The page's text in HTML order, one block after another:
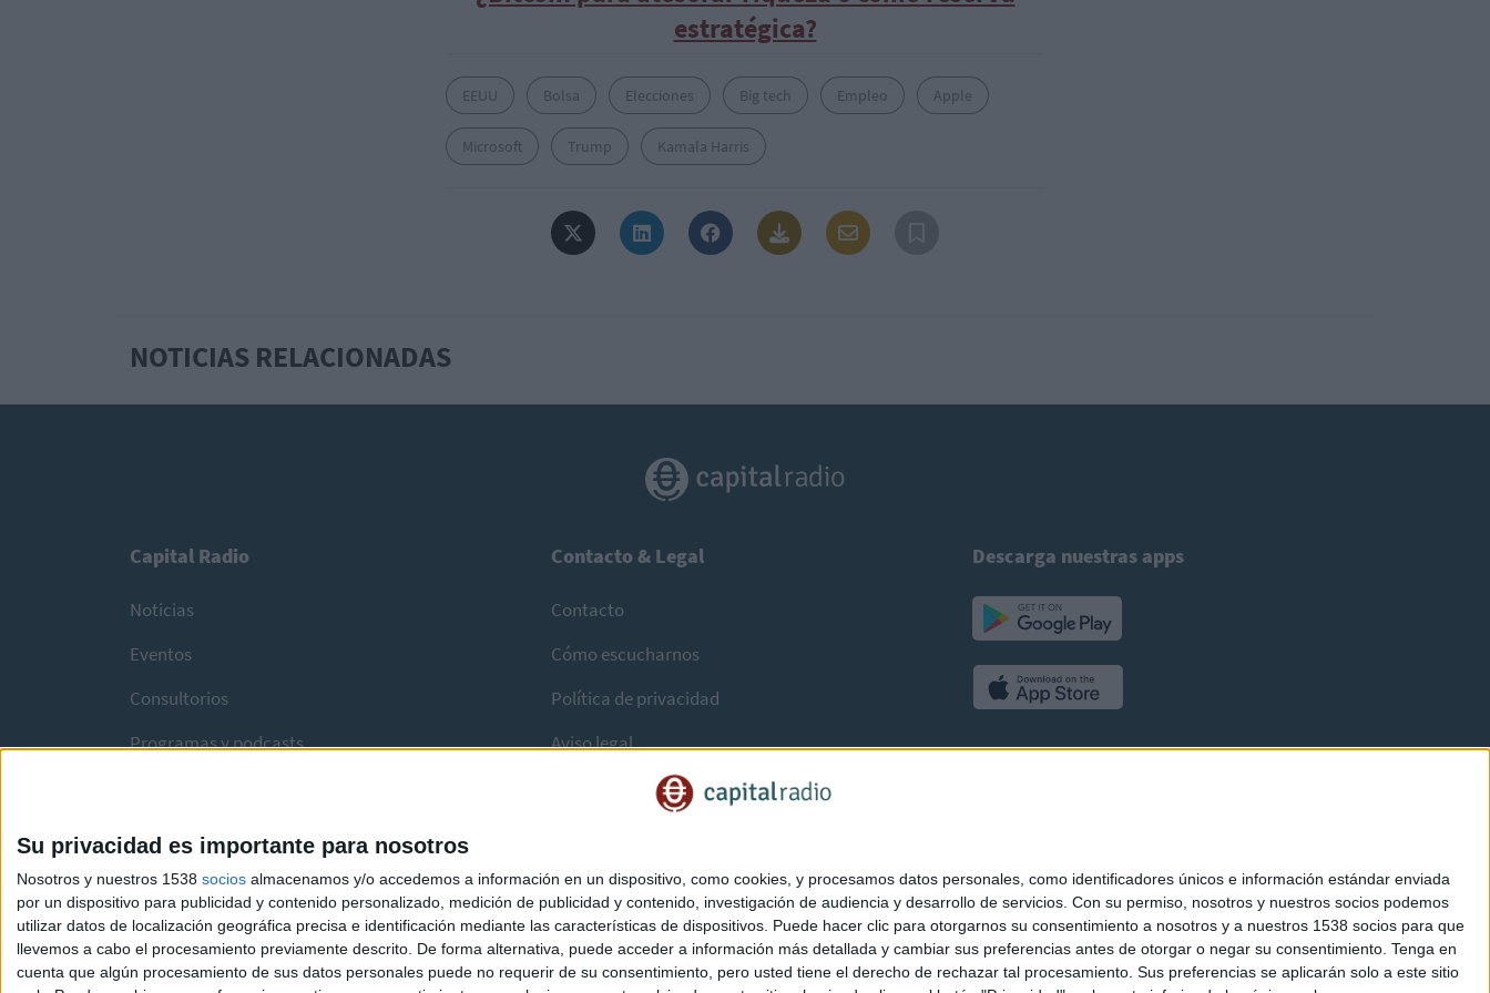
Su privacidad es importante para nosotros
Nosotros y nuestros 1538 socios almacenamos y/o accedemos a información en un dispositivo, como cookies, y procesamos datos personales, como identificadores únicos e información estándar enviada
por un dispositivo para publicidad y contenido personalizado, medición de publicidad y contenido, investigación de audiencia y desarrollo de servicios. Con su permiso, nosotros y nuestros socios podemos
utilizar datos de localización geográfica precisa e identificación mediante las características de dispositivos. Puede hacer clic para otorgarnos su consentimiento a nosotros y a nuestros 1538 socios para que
llevemos a cabo el procesamiento previamente descrito. De forma alternativa, puede acceder a información más detallada y cambiar sus preferencias antes de otorgar o negar su consentimiento. Tenga en
cuenta que algún procesamiento de sus datos personales puede no requerir de su consentimiento, pero usted tiene el derecho de rechazar tal procesamiento. Sus preferencias se aplicarán solo a este sitio
estratégica?
EEUU Bolsa Elecciones Big tech Empleo Apple
Microsoft Trump Kamala Harris
NOTICIAS RELACIONADAS
Capital Radio
Noticias
Eventos
Consultorios
Programas y podcasts
Contacto & Legal
Contacto
Cómo escucharnos
Política de privacidad
Aviso legal
Descarga nuestras apps